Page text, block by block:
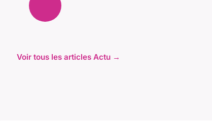
Voir tous les articles Actu →